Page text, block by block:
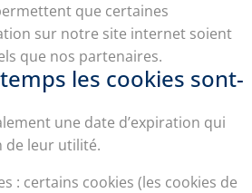
que certaines
sur notre site internet soient
que nos partenaires.
les cookies sont-
une date d’expiration qui
de leur utilité.
: certains cookies (les cookies de